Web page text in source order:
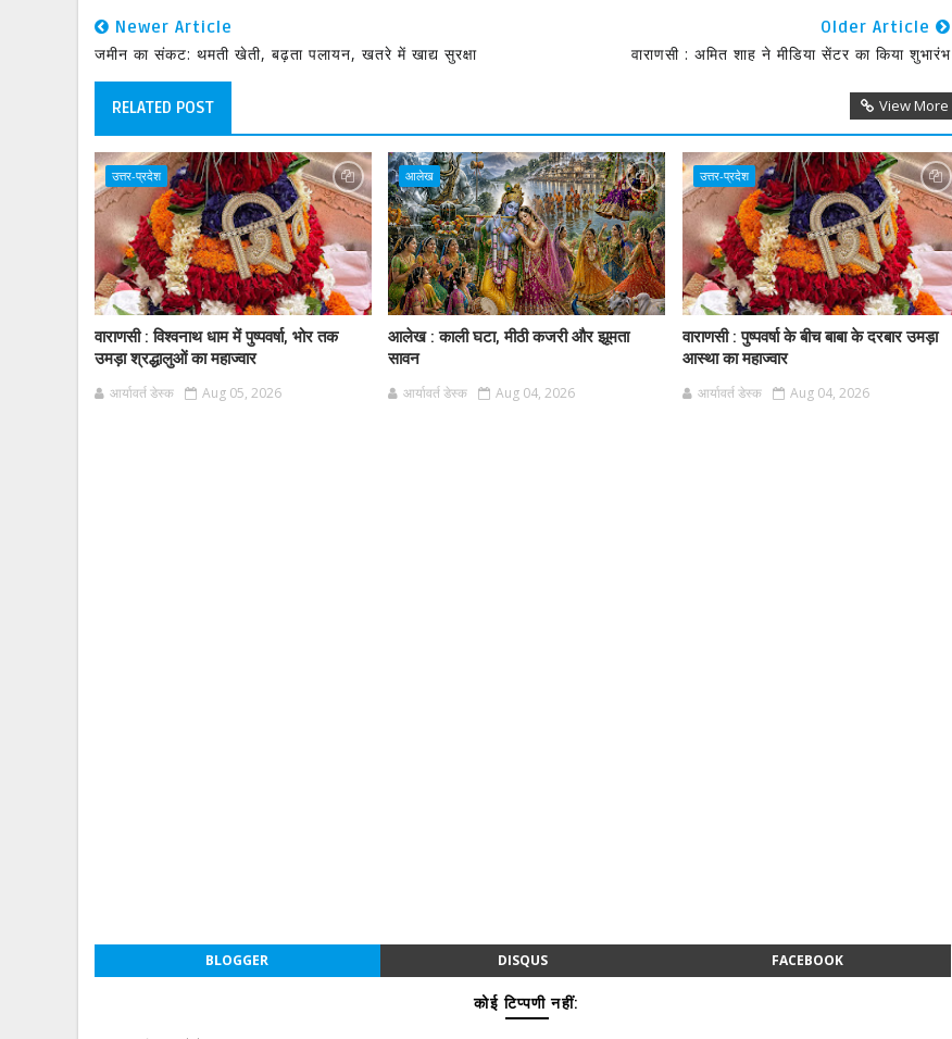
Newer Article
जमीन का संकट: थमती खेती, बढ़ता पलायन, खतरे में खाद्य सुरक्षा
Older Article
वाराणसी : अमित शाह ने मीडिया सेंटर का किया शुभारंभ
RELATED POST View More
उत्तर-प्रदेश
वाराणसी : विश्वनाथ धाम में पुष्पवर्षा, भोर तक
उमड़ा श्रद्धालुओं का महाज्वार
आर्यावर्त डेस्क Aug 05, 2026
आलेख
आलेख : काली घटा, मीठी कजरी और झूमता
सावन
आर्यावर्त डेस्क Aug 04, 2026
उत्तर-प्रदेश
वाराणसी : पुष्पवर्षा के बीच बाबा के दरबार उमड़ा
आस्था का महाज्वार
आर्यावर्त डेस्क Aug 04, 2026
BLOGGER DISQUS FACEBOOK
कोई टिप्पणी नहीं: